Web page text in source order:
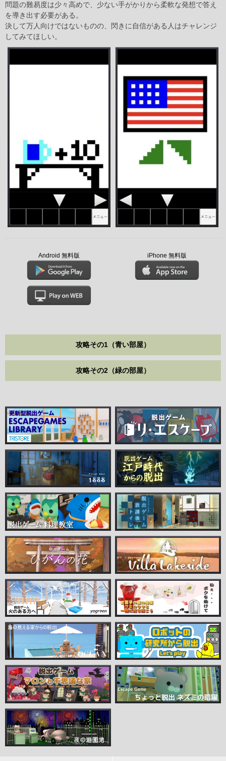
問題の難易度は少々高めで、少ない手がかりから柔軟な発想で答え
を導き出す必要がある。
決して万人向けではないものの、閃きに自信がある人はチャレンジ
してみてほしい。
Android 無料版 iPhone 無料版
攻略その1（青い部屋）
攻略その2（緑の部屋）